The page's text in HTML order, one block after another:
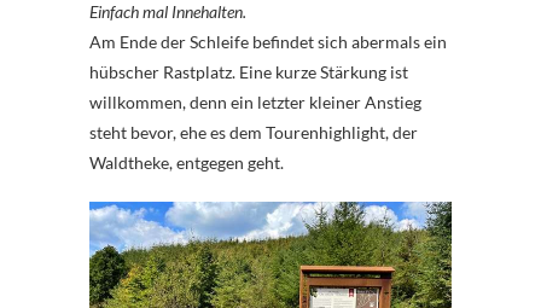
Einfach mal Innehalten.
Am Ende der Schleife befindet sich abermals ein
hübscher Rastplatz. Eine kurze Stärkung ist
willkommen, denn ein letzter kleiner Anstieg
steht bevor, ehe es dem Tourenhighlight, der
Waldtheke, entgegen geht.